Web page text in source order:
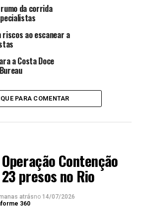
concluída até
alças até
um ano as RJs
obra é um
a região,
o fim do
e a falta de
Estamos
passo importante
uma área
crucial do
que precisava
da corrida
riscos ao escanear a
a Costa Doce
PARA COMENTAR
Contenção
presos no Rio
atrásno 14/07/2026
360